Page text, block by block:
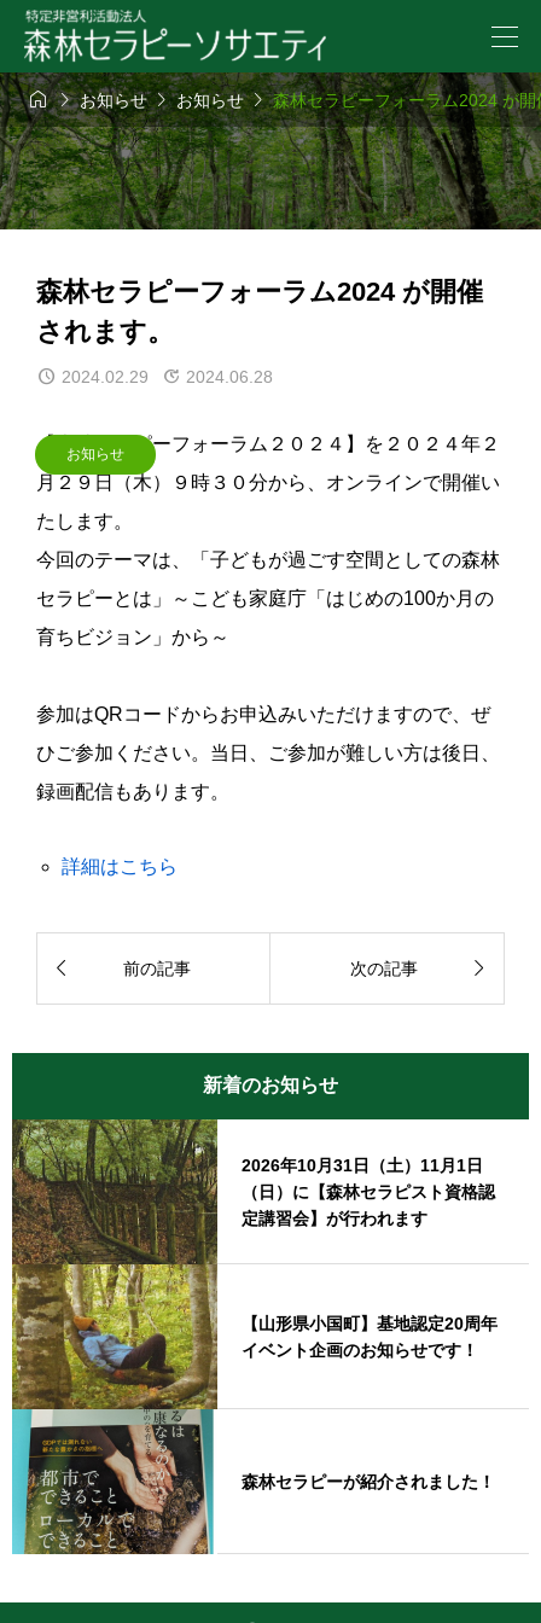
お知らせお知らせ森林セラピーフォーラム2024 が
森林セラピーフォーラム2024 が開催
されます。
2024.02.29 2024.06.28
お知らせ
【森林セラピーフォーラム２０２４】を２０２４年２
月２９日（木）９時３０分から、オンラインで開催い
たします。
今回のテーマは、「子どもが過ごす空間としての森林
セラピーとは」～こども家庭庁「はじめの100か月の
育ちビジョン」から～
参加はQRコードからお申込みいただけますので、ぜ
ひご参加ください。当日、ご参加が難しい方は後日、
録画配信もあります。
詳細はこちら
 前の記事 次の記事 
新着のお知らせ
2026年10月31日（土）11月1日
（日）に【森林セラピスト資格認
定講習会】が行われます
【山形県小国町】基地認定20周年
イベント企画のお知らせです！
森林セラピーが紹介されました！